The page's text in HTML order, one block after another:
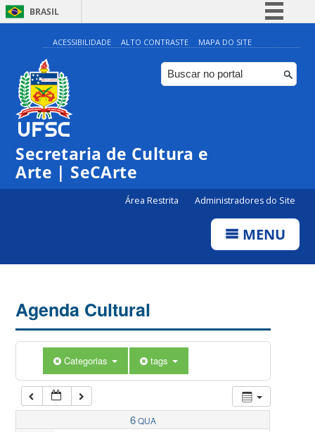
BRASIL
Simplifique!
Comunica BR
Participe
ACESSIBILIDADE ALTO CONTRASTE MAPA DO SITE
Secretaria de Cultura e
Arte | SeCArte
Área Restrita Administradores do Site
MENU
Agenda Cultural
Categorias tags
6QUA
0:00
1:00
5:00
7:00